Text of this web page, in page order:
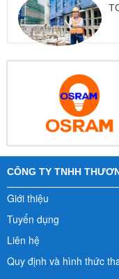
CÔNG TY TNHH
Giới thiệu
Tuyển dụng
Liên hệ
Quy định và hình thức